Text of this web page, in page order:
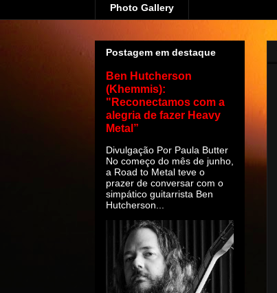
Photo Gallery
Postagem em destaque
Ben Hutcherson
(Khemmis):
"Reconectamos com a
alegria de fazer Heavy
Metal”
Divulgação Por Paula Butter
No começo do mês de junho,
a Road to Metal teve o
prazer de conversar com o
simpático guitarrista Ben
Hutcherson...